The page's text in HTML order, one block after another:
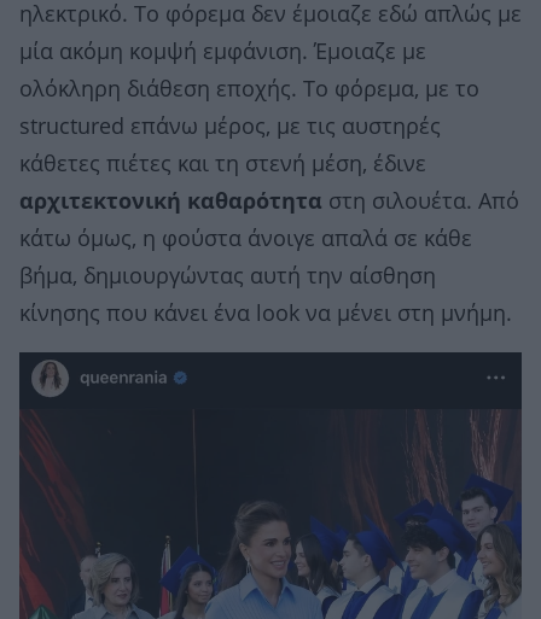
ηλεκτρικό. Το φόρεμα δεν έμοιαζε εδώ απλώς με
μία ακόμη κομψή εμφάνιση. Έμοιαζε με
ολόκληρη διάθεση εποχής. Το φόρεμα, με το
structured επάνω μέρος, με τις αυστηρές
κάθετες πιέτες και τη στενή μέση, έδινε
αρχιτεκτονική καθαρότητα στη σιλουέτα. Από
κάτω όμως, η φούστα άνοιγε απαλά σε κάθε
βήμα, δημιουργώντας αυτή την αίσθηση
κίνησης που κάνει ένα look να μένει στη μνήμη.